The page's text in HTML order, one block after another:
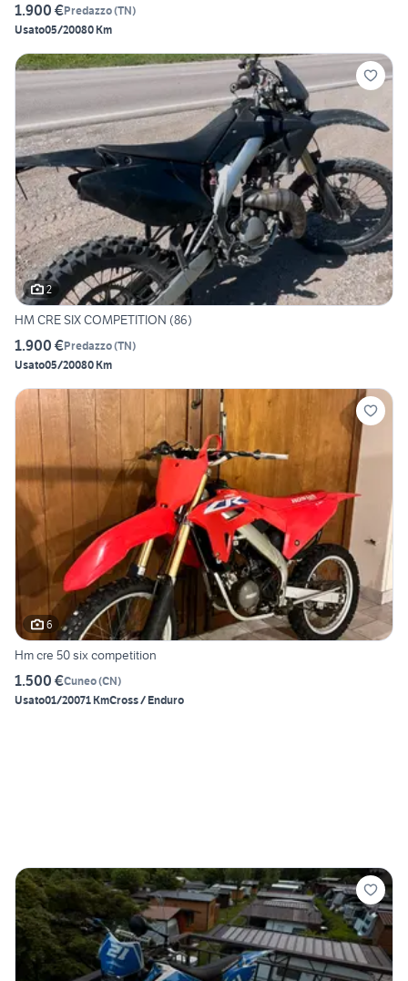
1.900 €Predazzo(TN)
Usato05/20080 Km
2
HM CRE SIX COMPETITION (86)
1.900 €Predazzo(TN)
Usato05/20080 Km
6
Hm cre 50 six competition
1.500 €Cuneo(CN)
Usato01/20071 KmCross / Enduro